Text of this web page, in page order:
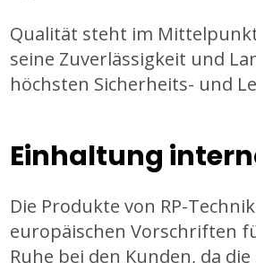
Qualität steht im
seine Zuverlässigkeit und
höchsten Sicherheits- und
Einhaltung
Die Produkte von RP-
europäischen Vorschriften
Ruhe bei den Kunden, da